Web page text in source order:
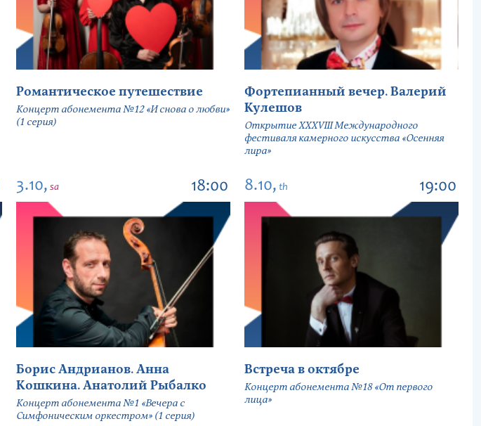
Романтическое путешествие
Концерт абонемента №12 «И снова о любви»
(1 серия)
Фортепианный вечер. Валерий
Кулешов
Открытие ХХХVIII Международного
фестиваля камерного искусства «Осенняя
лира»
3.10, sa 18:00
Борис Андрианов. Анна
Кошкина. Анатолий Рыбалко
Концерт абонемента №1 «Вечера с
Симфоническим оркестром» (1 серия)
8.10, th 19:00
Встреча в октябре
Концерт абонемента №18 «От первого
лица»